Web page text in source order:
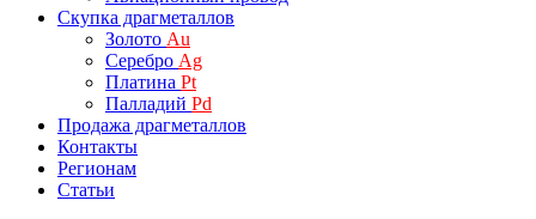
Скупка драгметаллов
Золото Au
Серебро Ag
Платина Pt
Палладий Pd
Продажа драгметаллов
Контакты
Регионам
Статьи